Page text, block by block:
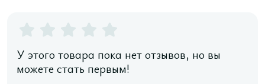
У этого товара пока нет отзывов, но вы
можете стать первым!